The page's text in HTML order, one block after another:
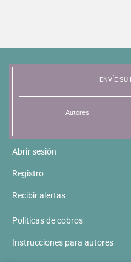
ENVÍE SU
Autores
Abrir sesión
Registro
Recibir alertas
Políticas de cobros
Instrucciones para autores